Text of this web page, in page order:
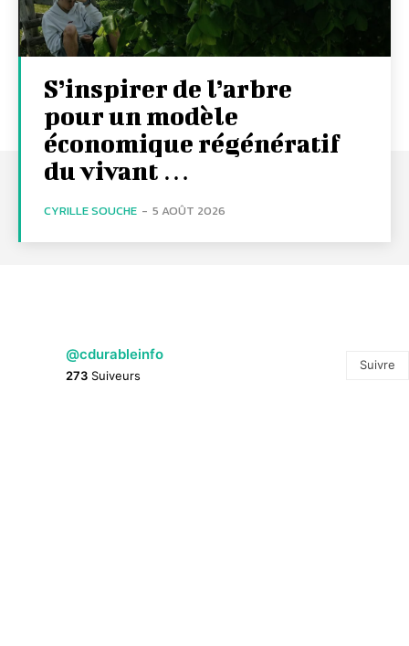
S’inspirer de l’arbre
pour un modèle
économique régénératif
du vivant …
CYRILLE SOUCHE - 5 AOÛT 2026
@cdurableinfo
273 Suiveurs
Suivre